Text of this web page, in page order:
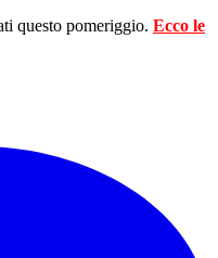
questo pomeriggio. Ecco le